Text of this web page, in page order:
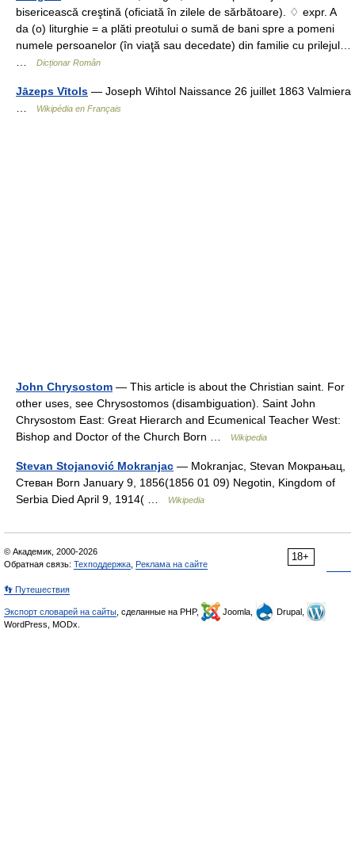
bisericească creştină (oficiată în zilele de sărbătoare). ♢ expr. A
da (o) liturghie = a plăti preotului o sumă de bani spre a pomeni
numele persoanelor (în viaţă sau decedate) din familie cu prilejul…
Dicționar Român
Jāzeps Vītols — Joseph Wihtol Naissance 26 juillet 1863 Valmiera
Wikipédia en Français
John Chrysostom — This article is about the Christian saint. For
other uses, see Chrysostomos (disambiguation). Saint John
Chrysostom East: Great Hierarch and Ecumenical Teacher West:
Bishop and Doctor of the Church Born …
Wikipedia
Stevan Stojanović Mokranjac — Mokranjac, Stevan Мокрањац,
Стеван Born January 9, 1856(1856 01 09) Negotin, Kingdom of
Serbia Died April 9, 1914( …
Wikipedia
18+
© Академик, 2000-2026
Обратная связь: Техподдержка Реклама на сайте
👣 Путешествия
Экспорт словарей на сайты , сделанные на PHP, Joomla,
Drupal,
WordPress, MODx.